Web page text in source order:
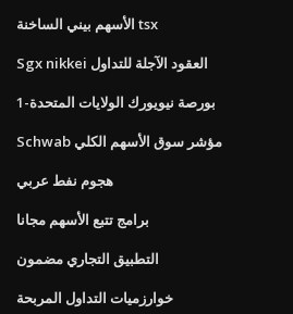
الأسهم بيني الساخنة tsx
Sgx nikkei العقود الآجلة للتداول
1-بورصة نيويورك الولايات المتحدة
Schwab مؤشر سوق الأسهم الكلي
هجوم نفط عربي
برامج تتبع الأسهم مجانا
التطبيق التجاري مضمون
خوارزميات التداول المربحة